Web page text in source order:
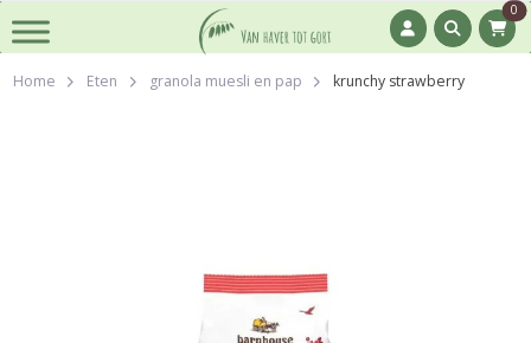
0
Home Eten granola muesli en pap krunchy strawberry